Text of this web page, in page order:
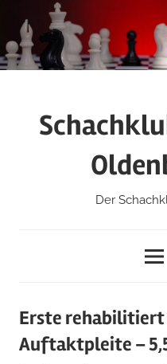
Inhalt
springen
Der
Erste
Auftaktpleite –